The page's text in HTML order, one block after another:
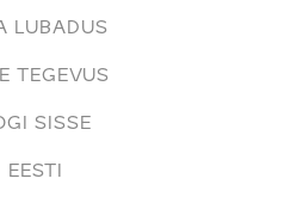
LUBADUS
TEGEVUS
SISSE
EESTI